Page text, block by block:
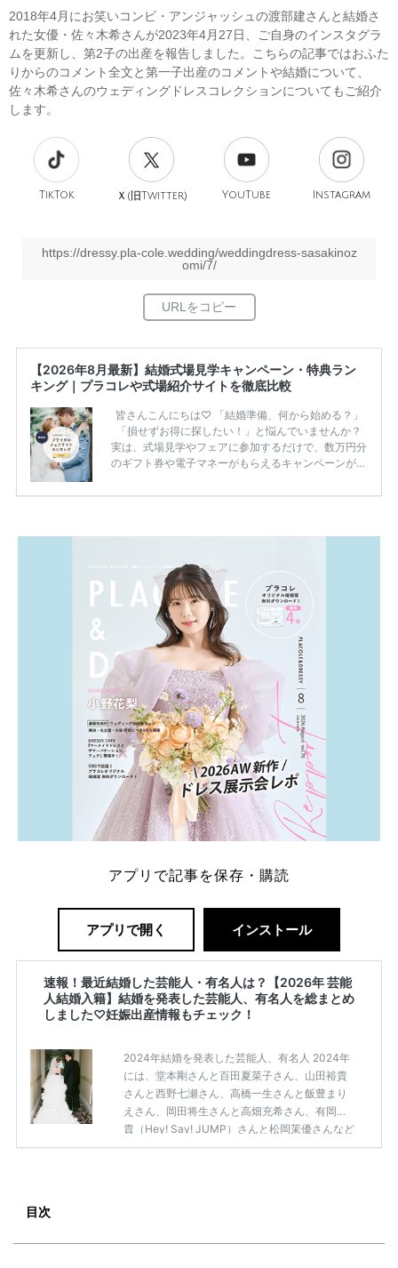
2018年4月にお笑いコンビ・アンジャッシュの渡部建さんと結婚さ
れた女優・佐々木希さんが2023年4月27日、ご自身のインスタグラ
ムを更新し、第2子の出産を報告しました。こちらの記事ではおふた
りからのコメント全文と第一子出産のコメントや結婚について、
佐々木希さんのウェディングドレスコレクションについてもご紹介
します。
TikTok Ｘ(旧Twitter) YouTube Instagram
https://dressy.pla-cole.wedding/weddingdress-sasakinoz
omi/7/
【2026年8月最新】結婚式場見学キャンペーン・特典ラン
キング｜プラコレや式場紹介サイトを徹底比較
皆さんこんにちは♡ 「結婚準備、何から始める？」
「損せずお得に探したい！」と悩んでいませんか？
実は、式場見学やフェアに参加するだけで、数万円分
のギフト券や電子マネーがもらえるキャンペーンがあ
ため、比較せずに選ぶと損をしてしまうことも……。
一番お得？」「プラコレの特典は？」といった疑問も
解決します。 まずは診断で候補を絞れる「ウェディ
ング診断」か、体験型 […]続きを読む
アプリで記事を保存・購読
アプリで開く インストール
速報！最近結婚した芸能人・有名人は？【2026年 芸能
人結婚入籍】結婚を発表した芸能人、有名人を総まとめ
しました♡妊娠出産情報もチェック！
2024年結婚を発表した芸能人、有名人 2024年
には、堂本剛さんと百田夏菜子さん、山田裕貴
さんと西野七瀬さん、高橋一生さんと飯豊まり
えさん、岡田将生さんと高畑充希さん、有岡大
貴（Hey! Say! JUMP）さんと松岡茉優さんなど
大きのビックカップルが誕生しました！ 他にも
目次